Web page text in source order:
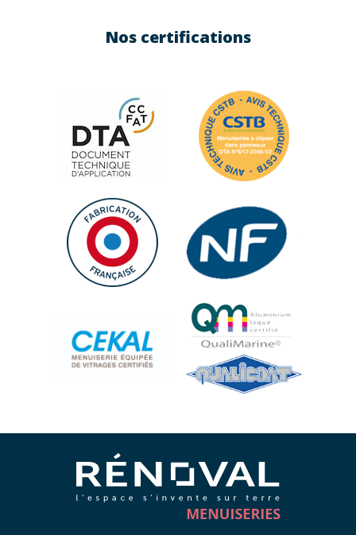
Nos certifications